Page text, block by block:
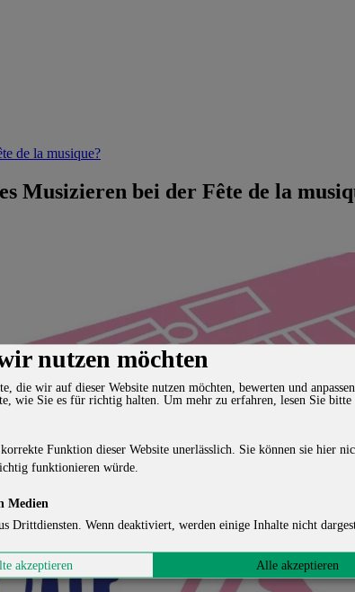
de la musique?
Musizieren bei der Fête de la
nutzen möchten
die wir auf dieser Website nutzen möchten, bewerten und
wie Sie es für richtig halten. Um mehr zu erfahren, lesen Sie bitte
Funktion dieser Website unerlässlich. Sie können sie hier
funktionieren würde.
Medien
Drittdiensten. Wenn deaktiviert, werden einige Inhalte nicht
akzeptieren
Alle akzeptieren